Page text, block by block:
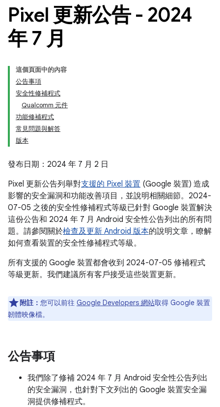
Pixel 更新公告 - 2024
年 7 月
這個頁面中的內容
公告事項
安全性修補程式
Qualcomm 元件
功能修補程式
常見問題與解答
版本
發布日期：2024 年 7 月 2 日
Pixel 更新公告列舉對支援的 Pixel 裝置 (Google 裝置) 造成
影響的安全漏洞和功能改善項目，並說明相關細節。2024-
07-05 之後的安全性修補程式等級已針對 Google 裝置解決
這份公告和 2024 年 7 月 Android 安全性公告列出的所有問
題。請參閱關於檢查及更新 Android 版本的說明文章，瞭解
如何查看裝置的安全性修補程式等級。
所有支援的 Google 裝置都會收到 2024-07-05 修補程式
等級更新。我們建議所有客戶接受這些裝置更新。
附註： 您可以前往 Google Developers 網站取得 Google 裝置
韌體映像檔。
公告事項
我們除了修補 2024 年 7 月 Android 安全性公告列出
的安全漏洞，也針對下文列出的 Google 裝置安全漏
洞提供修補程式。